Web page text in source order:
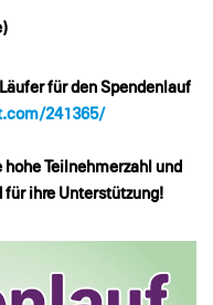
für den Spendenlauf
241365/
Teilnehmerzahl und
für ihre Unterstützung!